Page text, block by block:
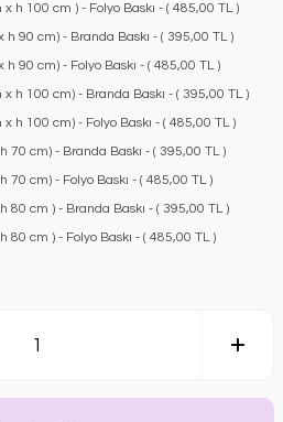
h 100 cm ) - Folyo Baskı - ( 485,00 TL )
90 cm) - Branda Baskı - ( 395,00 TL )
90 cm) - Folyo Baskı - ( 485,00 TL )
h 100 cm) - Branda Baskı - ( 395,00 TL )
h 100 cm) - Folyo Baskı - ( 485,00 TL )
70 cm) - Branda Baskı - ( 395,00 TL )
cm) - Folyo Baskı - ( 485,00 TL )
80 cm ) - Branda Baskı - ( 395,00 TL )
cm ) - Folyo Baskı - ( 485,00 TL )